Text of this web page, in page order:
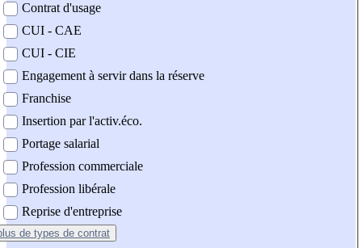
Contrat d'usage
CUI - CAE
CUI - CIE
Engagement à servir dans la réserve
Franchise
Insertion par l'activ.éco.
Portage salarial
Profession commerciale
Profession libérale
Reprise d'entreprise
de types de contrat